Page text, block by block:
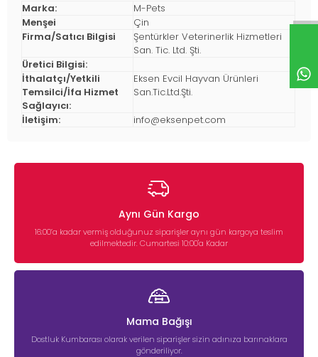
Marka:
M-Pets
Menşei
Çin
Firma/Satıcı Bilgisi
Şentürkler Veterinerlik Hizmetleri
San. Tic. Ltd. Şti.
Üretici Bilgisi:
İthalatçı/Yetkili
Temsilci/İfa Hizmet
Sağlayıcı:
Eksen Evcil Hayvan Ürünleri
San.Tic.Ltd.Şti.
İletişim: info@eksenpet.com
Aynı Gün Kargo
16:00’a kadar vermiş olduğunuz siparişler aynı gün kargoya teslim
edilmektedir. Cumartesi 10:00'a Kadar
Mama Bağışı
Dostluk Kumbarası olarak verilen siparişler sizin adınıza barınaklara
gönderiliyor.